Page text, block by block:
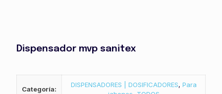
Dispensador mvp sanitex
Categoría:
DISPENSADORES | DOSIFICADORES, Para